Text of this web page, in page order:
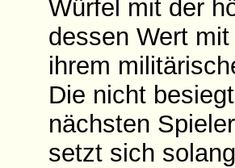
Würfel mit der
dessen Wert
ihrem
Die nicht
nächsten
setzt sich